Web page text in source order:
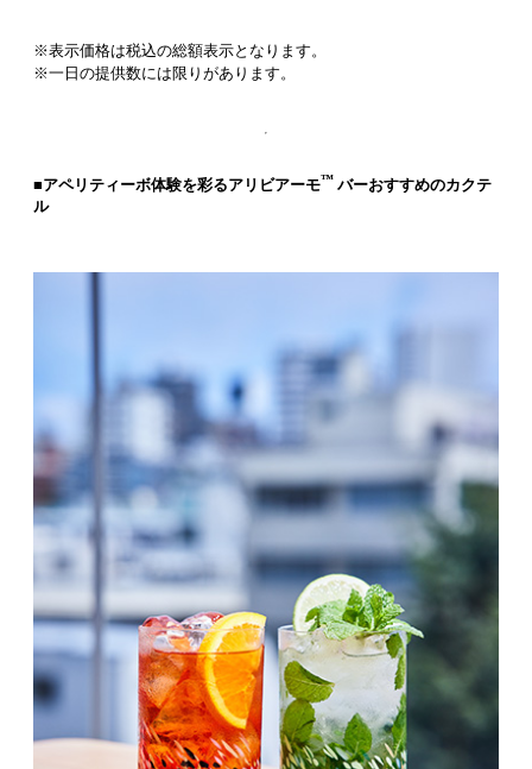
※表示価格は税込の総額表示となります。
※一日の提供数には限りがあります。
■アペリティーボ体験を彩るアリビアーモ™ バーおすすめのカクテ
ル